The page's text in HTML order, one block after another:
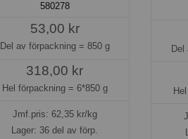
580278
53,00 kr
Del av förpackning = 850 g
318,00 kr
Hel förpackning = 6*850 g
Jmf.pris: 62,35kr/kg
Lager: 36 del av förp.
Del